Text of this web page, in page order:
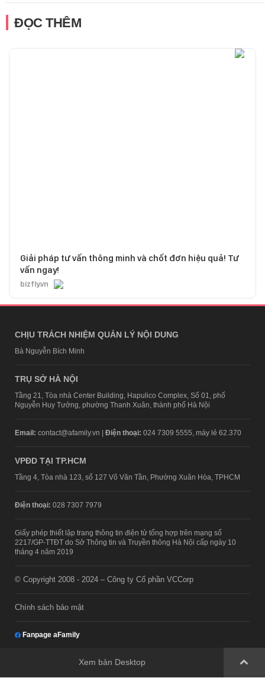
ĐỌC THÊM
Giải pháp tư vấn thông minh và chốt đơn hiệu quả! Tư
vấn ngay!
CHỊU TRÁCH NHIỆM QUẢN LÝ NỘI DUNG
TRỤ SỞ HÀ NỘI
Tầng 21, Tòa nhà Center Building, Hapulico Complex, Số 01, phố
VPĐD TẠI TP.HCM
Giấy phép thiết lập trang thông tin điện tử tổng hợp trên mạng số
2217/GP-TTĐT do Sở Thông tin và Truyền thông Hà Nội cấp ngày 10